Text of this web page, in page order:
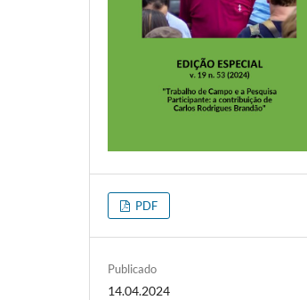
PDF
Publicado
14.04.2024